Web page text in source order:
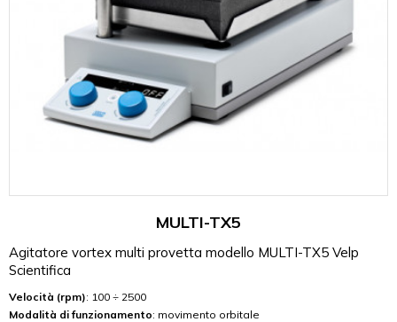
MULTI-TX5
Agitatore vortex multi provetta modello MULTI-TX5 Velp
Scientifica
Velocità (rpm): 100 ÷ 2500
Modalità di funzionamento: movimento orbitale